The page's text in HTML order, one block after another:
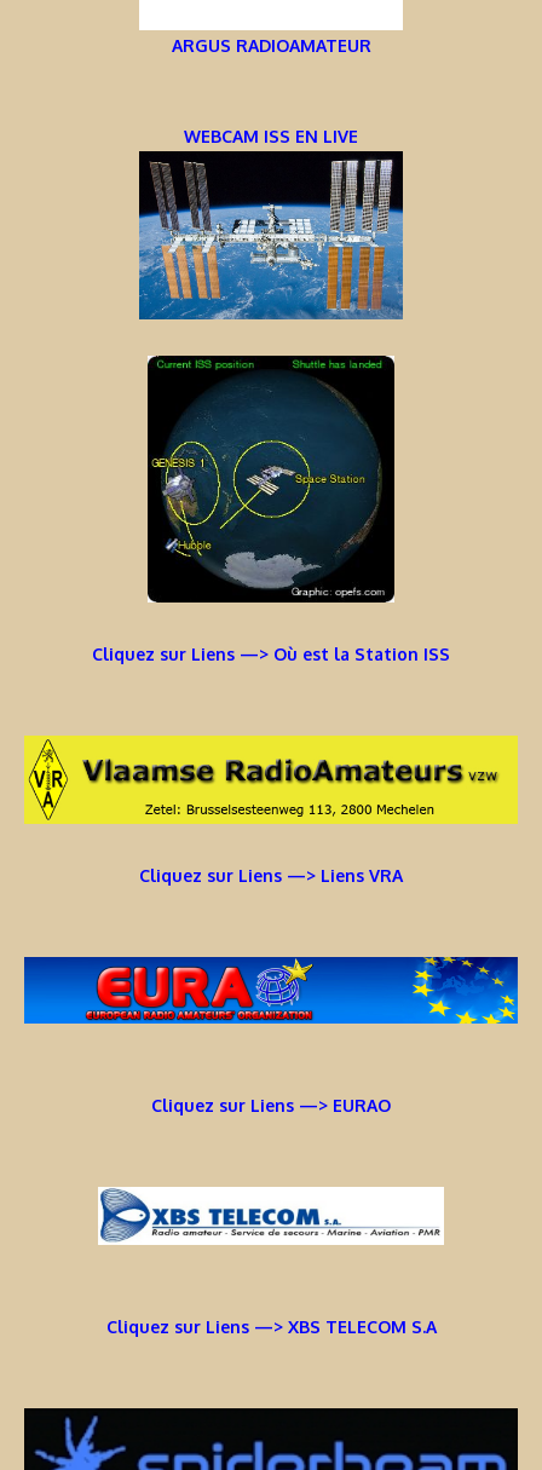
ARGUS RADIOAMATEUR
WEBCAM ISS EN LIVE
Cliquez sur Liens —> Où est la Station ISS
Cliquez sur Liens —> Liens VRA
Cliquez sur Liens —> EURAO
Cliquez sur Liens —> XBS TELECOM S.A